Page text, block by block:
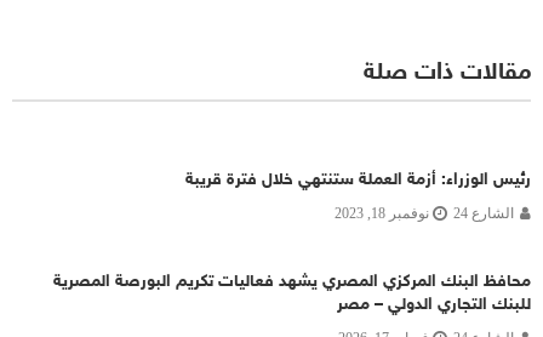
مقالات ذات صلة
رئيس الوزراء: أزمة العملة ستنتهي خلال فترة قريبة
الشارع 24 نوفمبر 18, 2023
محافظ البنك المركزي المصري يشهد فعاليات تكريم البورصة المصرية
للبنك التجاري الدولي – مصر